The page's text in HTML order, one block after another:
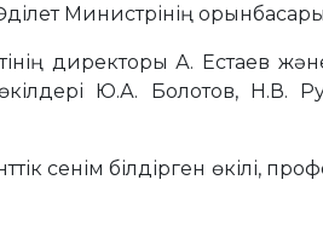
Министрінің орынбасары
директоры А.
Ю.А. Болотов, Н.В.
сенім білдірген өкілі,